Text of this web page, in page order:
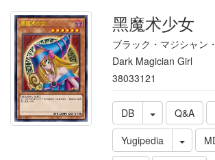
黑魔术少女
ブラック・マジシャン
Dark Magician Girl
38033121
DB Q&A
Yugipedia